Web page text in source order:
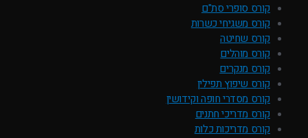
קורס סופרי סת"ם
קורס משגיחי כשרות
קורס שחיטה
קורס מוהלים
קורס מנקרים
קורס שיפוץ תפילין
קורס מסדרי חופה וקידושין
קורס מדריכי חתנים
קורס מדריכות כלות